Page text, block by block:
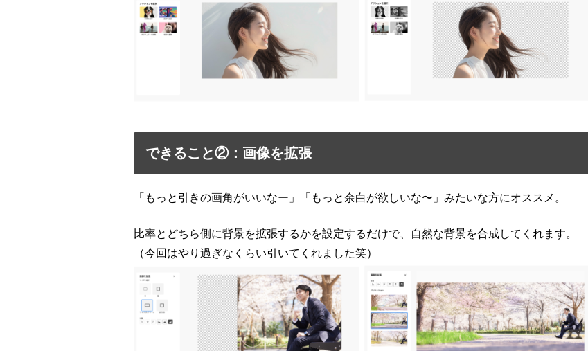
できること②：画像を拡張
「もっと引きの画角がいいなー」「もっと余白が欲しいな〜」みたいな方にオススメ。
比率とどちら側に背景を拡張するかを設定するだけで、自然な背景を合成してくれます。
（今回はやり過ぎなくらい引いてくれました笑）